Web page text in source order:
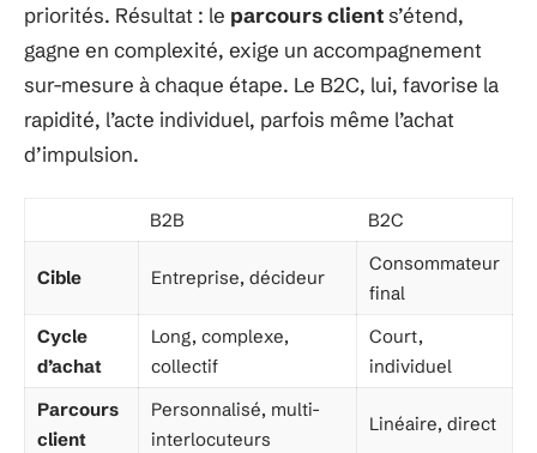
priorités. Résultat : le parcours clients’étend,
gagne en complexité, exige un accompagnement
sur-mesure à chaque étape. Le B2C, lui, favorise la
rapidité, l’acte individuel, parfois même l’achat
d’impulsion.
B2B B2C
Cible Entreprise, décideur
Consommateur
final
Cycle
d’achat
Long, complexe,
collectif
Court,
individuel
Parcours
client
Personnalisé, multi-
interlocuteurs
Linéaire, direct